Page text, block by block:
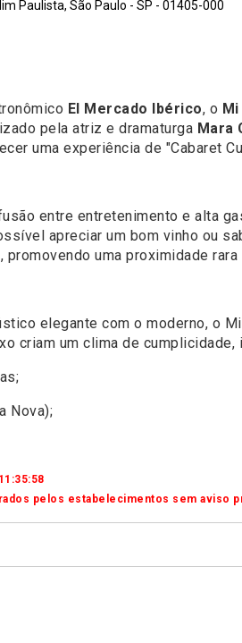
Paulista, São Paulo - SP - 01405-000
El Mercado Ibérico, o
pela atriz e dramaturga Mara
uma experiência de "Cabaret
entre entretenimento e alta
apreciar um bom vinho ou
promovendo uma proximidade
elegante com o moderno, o
criam um clima de cumplicidade,
Nova);
pelos estabelecimentos sem aviso